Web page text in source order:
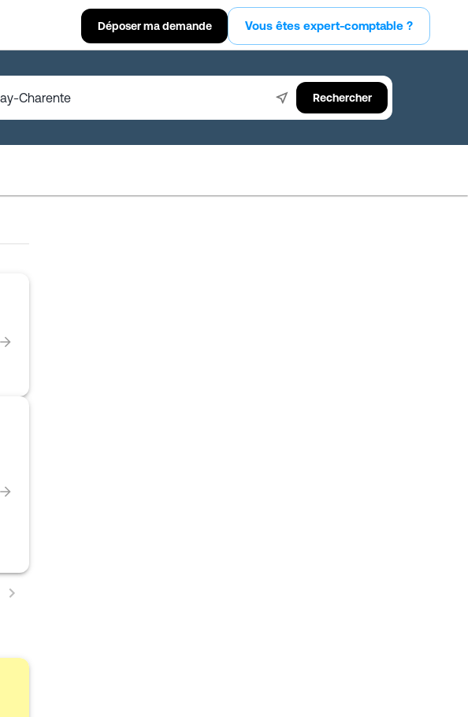
Déposer ma demande Vous êtes expert-comptable ?
Rechercher